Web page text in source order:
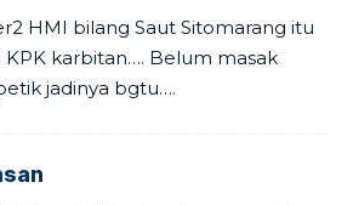
HMI bilang Saut Sitomarang itu
KPK karbitan…. Belum masak
jadinya bgtu….